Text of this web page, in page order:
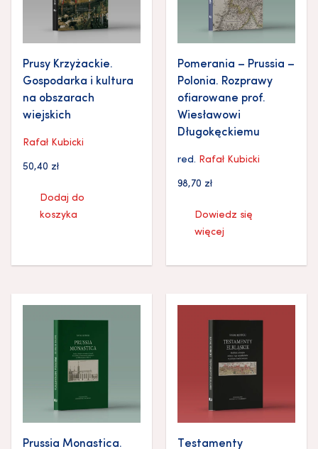
Prusy Krzyżackie.
Gospodarka i kultura
na obszarach
wiejskich
Rafał Kubicki
50,40 zł
Dodaj do
koszyka
Pomerania – Prussia –
Polonia. Rozprawy
ofiarowane prof.
Wiesławowi
Długokęckiemu
red. Rafał Kubicki
98,70 zł
Dowiedz się
więcej
Prussia Monastica. Testamenty